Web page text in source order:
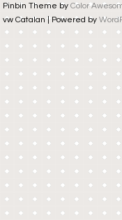
Pinbin Theme by Color
vw Catalan | Powered by